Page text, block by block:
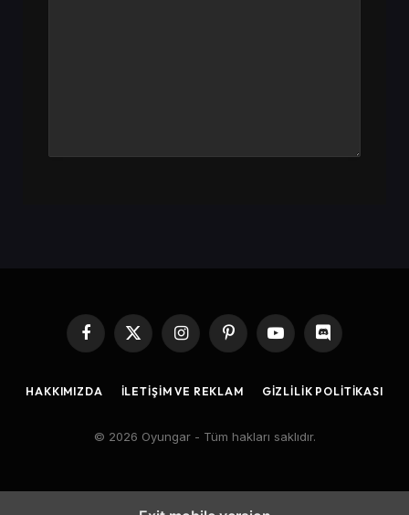
Facebook
X
(Twitter)
InstagramPinterestYouTubeDiscord
HAKKIMIZDA İLETIŞIM VE REKLAM GIZLILIK POLITIKASI
© 2026 Oyungar - Tüm hakları saklıdır.